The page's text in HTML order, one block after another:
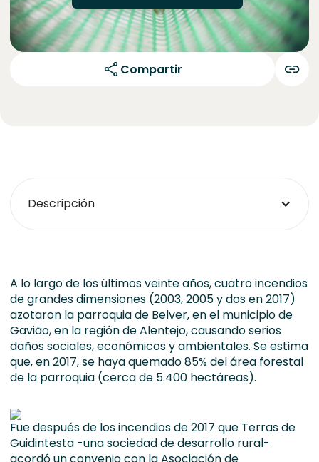
Compartir
Descripción
A lo largo de los últimos veinte años, cuatro incendios
de grandes dimensiones (2003, 2005 y dos en 2017)
azotaron la parroquia de Belver, en el municipio de
Gavião, en la región de Alentejo, causando serios
daños sociales, económicos y ambientales. Se estima
que, en 2017, se haya quemado 85% del área forestal
de la parroquia (cerca de 5.400 hectáreas).
Fue después de los incendios de 2017 que Terras de
Guidintesta -una sociedad de desarrollo rural-